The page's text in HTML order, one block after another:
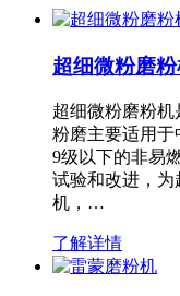
超细微粉磨
超细微粉磨粉
粉磨主要适用于
9级以下的非易
试验和改进，
机，…
了解详情